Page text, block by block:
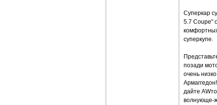
Суперкар
5.7 Coupe"
суперкупе.
позади
очень
дайте
волнующе-